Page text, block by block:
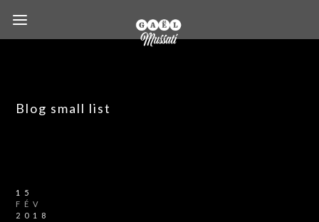
Blog small list
15
FÉV
2018